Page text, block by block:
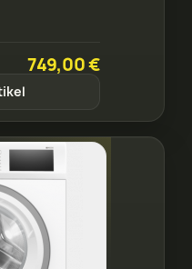
749,00 €